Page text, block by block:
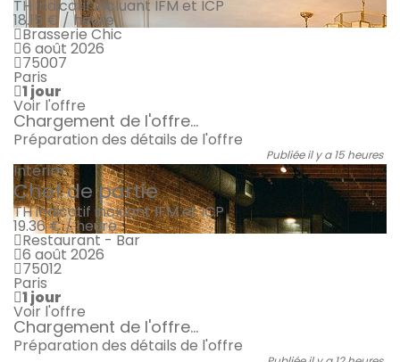
TH indicatif incluant IFM et ICP
18.15 € / heure
Brasserie Chic
6 août 2026
75007
Paris
1 jour
Voir l'offre
Chargement de l'offre...
Préparation des détails de l'offre
Publiée il y a 15 heures
Intérim
Chef de partie
TH indicatif incluant IFM et ICP
19.36 € / heure
Restaurant - Bar
6 août 2026
75012
Paris
1 jour
Voir l'offre
Chargement de l'offre...
Préparation des détails de l'offre